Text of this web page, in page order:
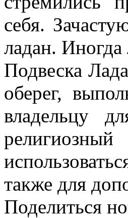
себя.
ладан. Иногда
Подвеска
оберег,
владельцу
также для
Поделиться